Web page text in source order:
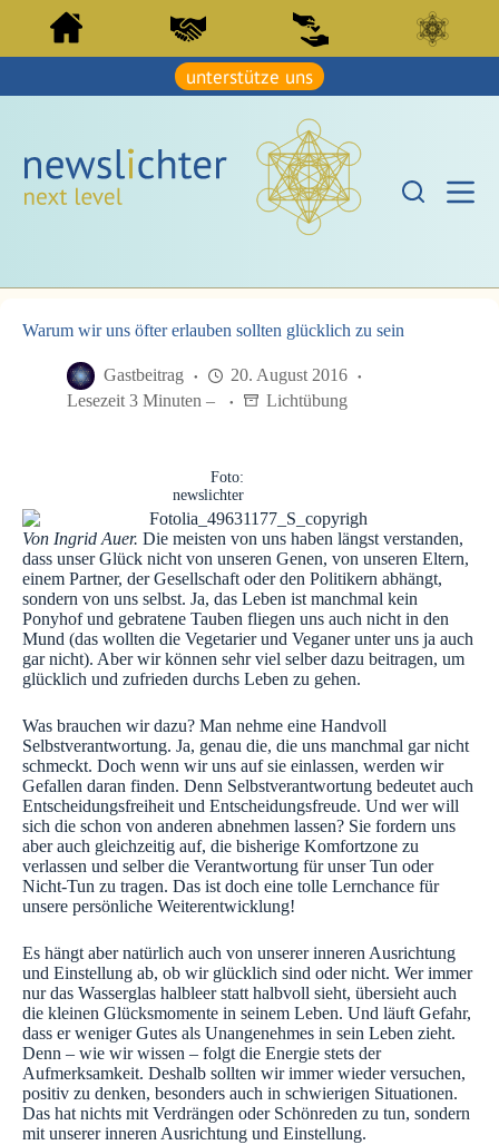
m
n
l
t
s
e
n
g
unterstütze uns
Warum wir uns öfter erlauben sollten glücklich zu sein
Gastbeitrag
20. August 2016
Lesezeit 3 Minuten –
Lichtübung
Foto:
newslichter
Von Ingrid Auer. Die meisten von uns haben längst verstanden,
dass unser Glück nicht von unseren Genen, von unseren Eltern,
einem Partner, der Gesellschaft oder den Politikern abhängt,
sondern von uns selbst. Ja, das Leben ist manchmal kein
Ponyhof und gebratene Tauben fliegen uns auch nicht in den
Mund (das wollten die Vegetarier und Veganer unter uns ja auch
gar nicht). Aber wir können sehr viel selber dazu beitragen, um
glücklich und zufrieden durchs Leben zu gehen.
Was brauchen wir dazu? Man nehme eine Handvoll
Selbstverantwortung. Ja, genau die, die uns manchmal gar nicht
schmeckt. Doch wenn wir uns auf sie einlassen, werden wir
Gefallen daran finden. Denn Selbstverantwortung bedeutet auch
Entscheidungsfreiheit und Entscheidungsfreude. Und wer will
sich die schon von anderen abnehmen lassen? Sie fordern uns
aber auch gleichzeitig auf, die bisherige Komfortzone zu
verlassen und selber die Verantwortung für unser Tun oder
Nicht-Tun zu tragen. Das ist doch eine tolle Lernchance für
unsere persönliche Weiterentwicklung!
Es hängt aber natürlich auch von unserer inneren Ausrichtung
und Einstellung ab, ob wir glücklich sind oder nicht. Wer immer
nur das Wasserglas halbleer statt halbvoll sieht, übersieht auch
die kleinen Glücksmomente in seinem Leben. Und läuft Gefahr,
dass er weniger Gutes als Unangenehmes in sein Leben zieht.
Denn – wie wir wissen – folgt die Energie stets der
Aufmerksamkeit. Deshalb sollten wir immer wieder versuchen,
positiv zu denken, besonders auch in schwierigen Situationen.
Das hat nichts mit Verdrängen oder Schönreden zu tun, sondern
mit unserer inneren Ausrichtung und Einstellung.